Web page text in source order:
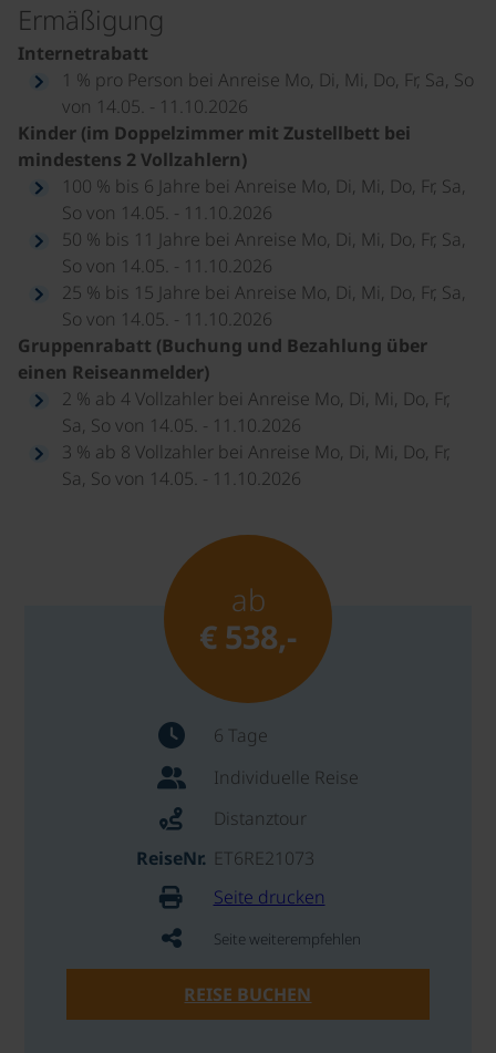
Ermäßigung
Internetrabatt
1 % pro Person bei Anreise Mo, Di, Mi, Do, Fr, Sa, So
von 14.05. - 11.10.2026
Kinder (im Doppelzimmer mit Zustellbett bei
mindestens 2 Vollzahlern)
100 % bis 6 Jahre bei Anreise Mo, Di, Mi, Do, Fr, Sa,
So von 14.05. - 11.10.2026
50 % bis 11 Jahre bei Anreise Mo, Di, Mi, Do, Fr, Sa,
So von 14.05. - 11.10.2026
25 % bis 15 Jahre bei Anreise Mo, Di, Mi, Do, Fr, Sa,
So von 14.05. - 11.10.2026
Gruppenrabatt (Buchung und Bezahlung über
einen Reiseanmelder)
2 % ab 4 Vollzahler bei Anreise Mo, Di, Mi, Do, Fr,
Sa, So von 14.05. - 11.10.2026
3 % ab 8 Vollzahler bei Anreise Mo, Di, Mi, Do, Fr,
Sa, So von 14.05. - 11.10.2026
ab
€ 538,-
6 Tage
Individuelle Reise
Distanztour
ReiseNr. ET6RE21073
Seite drucken
Seite weiterempfehlen
REISE BUCHEN